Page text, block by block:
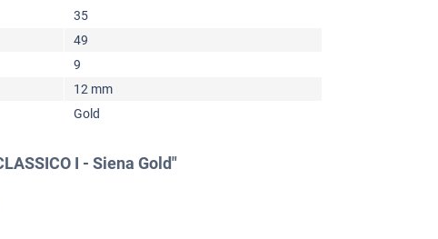
35
49
9
12 mm
Gold
I - Siena Gold"